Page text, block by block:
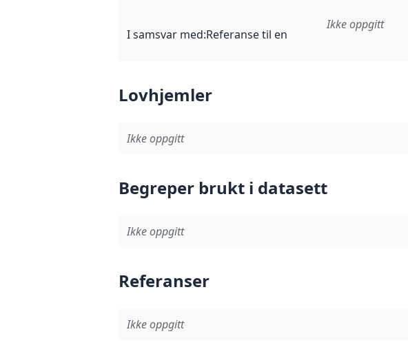
I samsvar med:Referanse til en
Ikke oppgitt
Lovhjemler
Ikke oppgitt
Begreper brukt i datasett
Ikke oppgitt
Referanser
Ikke oppgitt